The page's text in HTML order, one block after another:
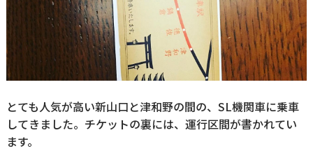
とても人気が高い新山口と津和野の間の、SL機関車に乗車
してきました。チケットの裏には、運行区間が書かれてい
ます。